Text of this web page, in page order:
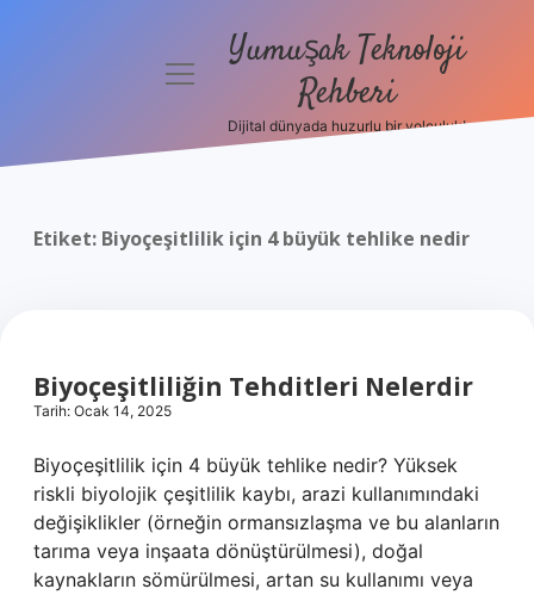
Politikası
menüyüYumuşak Teknoloji
Rehberi
Dijital dünyada huzurlu bir yolculuk!
Etiket: Biyoçeşitlilik için 4 büyük tehlike nedir
Biyoçeşitliliğin Tehditleri Nelerdir
Tarih: Ocak 14, 2025
Biyoçeşitlilik için 4 büyük tehlike nedir? Yüksek
riskli biyolojik çeşitlilik kaybı, arazi kullanımındaki
değişiklikler (örneğin ormansızlaşma ve bu alanların
tarıma veya inşaata dönüştürülmesi), doğal
kaynakların sömürülmesi, artan su kullanımı veya